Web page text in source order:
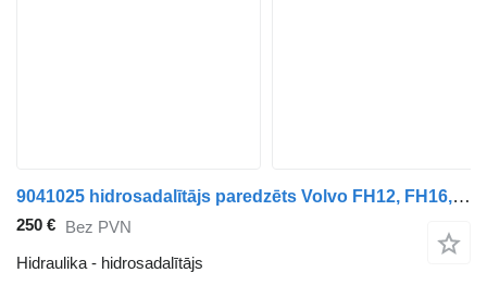
9041025 hidrosadalītājs paredzēts Volvo FH12, FH16, NH12, FH, VNL780 (1993-2014) vilcēja
250 € Bez PVN
Hidraulika - hidrosadalītājs